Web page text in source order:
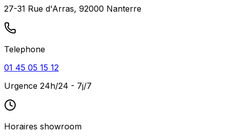
27-31 Rue d'Arras, 92000 Nanterre
Telephone
01 45 05 15 12
Urgence 24h/24 - 7j/7
Horaires showroom